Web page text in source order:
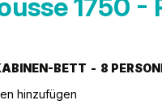
1750 -
BETT
8
hinzufügen